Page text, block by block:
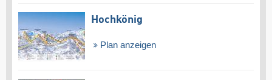
Hochkönig
Plan anzeigen